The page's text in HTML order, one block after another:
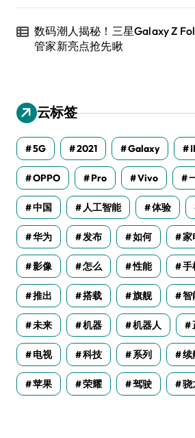
数码潮人揭秘！三星Galaxy Z
管家新亮点抢先瞅
云标签
5G 2021 Galaxy
OPPO Pro Vivo
中国 人工智能 体验
华为 发布 如何 家
影像 怎么 性能 手
推出 搭载 旗舰 智
未来 机器 机器人
电视 科技 系列 续
苹果 荣耀 驾驶 骁